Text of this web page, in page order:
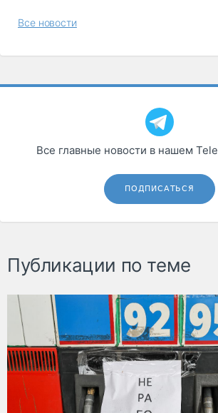
Все новости
Все главные новости в нашем
ПОДПИСАТЬСЯ
Публикации по теме